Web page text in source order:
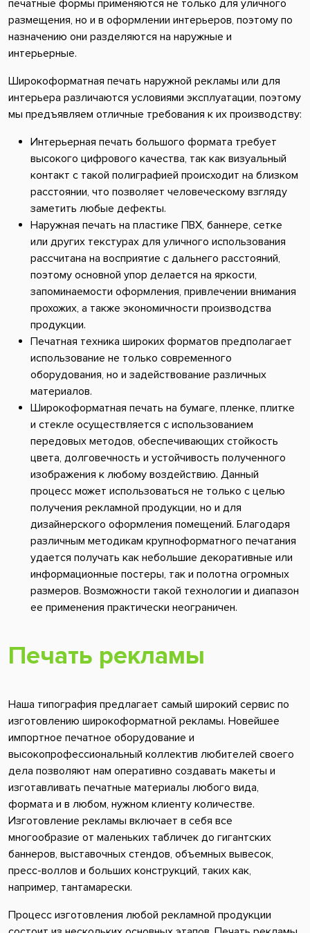
печатные формы применяются не только для уличного
размещения, но и в оформлении интерьеров, поэтому по
назначению они разделяются на наружные и
интерьерные.
Широкоформатная печать наружной рекламы или для
интерьера различаются условиями эксплуатации, поэтому
мы предъявляем отличные требования к их производству:
Интерьерная печать большого формата требует
высокого цифрового качества, так как визуальный
контакт с такой полиграфией происходит на близком
расстоянии, что позволяет человеческому взгляду
заметить любые дефекты.
Наружная печать на пластике ПВХ, баннере, сетке
или других текстурах для уличного использования
рассчитана на восприятие с дальнего расстояний,
поэтому основной упор делается на яркости,
запоминаемости оформления, привлечении внимания
прохожих, а также экономичности производства
продукции.
Печатная техника широких форматов предполагает
использование не только современного
оборудования, но и задействование различных
материалов.
Широкоформатная печать на бумаге, пленке, плитке
и стекле осуществляется с использованием
передовых методов, обеспечивающих стойкость
цвета, долговечность и устойчивость полученного
изображения к любому воздействию. Данный
процесс может использоваться не только с целью
получения рекламной продукции, но и для
дизайнерского оформления помещений. Благодаря
различным методикам крупноформатного печатания
удается получать как небольшие декоративные или
информационные постеры, так и полотна огромных
размеров. Возможности такой технологии и диапазон
ее применения практически неограничен.
Печать рекламы
Наша типография предлагает самый широкий сервис по
изготовлению широкоформатной рекламы. Новейшее
импортное печатное оборудование и
высокопрофессиональный коллектив любителей своего
дела позволяют нам оперативно создавать макеты и
изготавливать печатные материалы любого вида,
формата и в любом, нужном клиенту количестве.
Изготовление рекламы включает в себя все
многообразие от маленьких табличек до гигантских
баннеров, выставочных стендов, объемных вывесок,
пресс-воллов и больших конструкций, таких как,
например, тантамарески.
Процесс изготовления любой рекламной продукции